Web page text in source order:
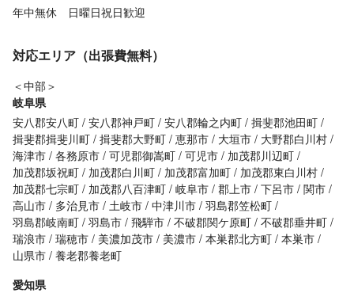
年中無休 日曜日祝日歓迎
対応エリア（出張費無料）
＜中部＞
岐阜県
安八郡安八町 安八郡神戸町 安八郡輪之内町 揖斐郡池田町
揖斐郡揖斐川町 揖斐郡大野町 恵那市 大垣市
大野郡白川村
海津市 各務原市 可児郡御嵩町 可児市
加茂郡川辺町
加茂郡坂祝町
加茂郡白川町 加茂郡富加町
加茂郡東白川村
加茂郡七宗町
加茂郡八百津町 岐阜市 郡上市 下呂市 関市
高山市
多治見市 土岐市 中津川市 羽島郡笠松町
羽島郡岐南町 羽島市 飛騨市 不破郡関ケ原町 不破郡垂井町
瑞浪市 瑞穂市 美濃加茂市 美濃市 本巣郡北方町 本巣市
山県市 養老郡養老町
愛知県